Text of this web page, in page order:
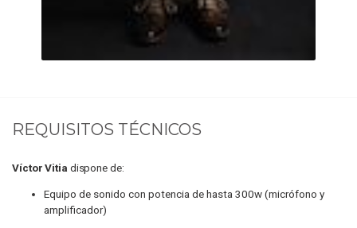
REQUISITOS TÉCNICOS
Víctor Vitia dispone de:
Equipo de sonido con potencia de hasta 300w (micrófono y
amplificador)